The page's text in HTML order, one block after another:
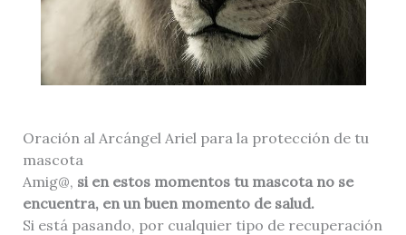
Oración al Arcángel Ariel para la protección de tu
mascota
Amig@, si en estos momentos tu mascota no se
encuentra, en un buen momento de salud.
Si está pasando, por cualquier tipo de recuperación